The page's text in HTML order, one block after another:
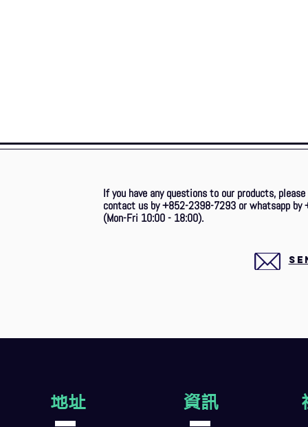
If you have any questions to our products,
contact us by +852-2398-7293 or whatsapp by
(Mon-Fri 10:00 - 18:00).
地址 資訊